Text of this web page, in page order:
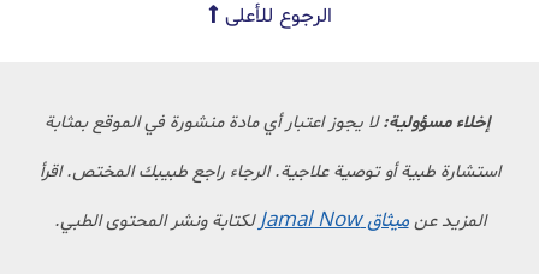
الرجوع للأعلى
إخلاء مسؤولية:لا يجوز اعتبار أي مادة منشورة في الموقع بمثابة
استشارة طبية أو توصية علاجية. الرجاء راجع طبيبك المختص. اقرأ
المزيد عنميثاق Jamal Now لكتابة ونشر المحتوى الطبي.